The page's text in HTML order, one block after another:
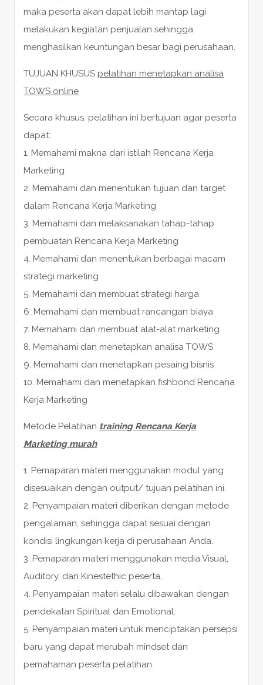
maka peserta akan dapat lebih mantap lagi
melakukan kegiatan penjualan sehingga
menghasilkan keuntungan besar bagi perusahaan.
TUJUAN KHUSUS pelatihan menetapkan analisa
TOWS online
Secara khusus, pelatihan ini bertujuan agar peserta
dapat:
1. Memahami makna dari istilah Rencana Kerja
Marketing
2. Memahami dan menentukan tujuan dan target
dalam Rencana Kerja Marketing
3. Memahami dan melaksanakan tahap-tahap
pembuatan Rencana Kerja Marketing
4. Memahami dan menentukan berbagai macam
strategi marketing
5. Memahami dan membuat strategi harga
6. Memahami dan membuat rancangan biaya
7. Memahami dan membuat alat-alat marketing
8. Memahami dan menetapkan analisa TOWS
9. Memahami dan menetapkan pesaing bisnis
10. Memahami dan menetapkan fishbond Rencana
Kerja Marketing
Metode Pelatihan training Rencana Kerja
Marketing murah
1. Pemaparan materi menggunakan modul yang
disesuaikan dengan output/ tujuan pelatihan ini.
2. Penyampaian materi diberikan dengan metode
pengalaman, sehingga dapat sesuai dengan
kondisi lingkungan kerja di perusahaan Anda.
3. Pemaparan materi menggunakan media Visual,
Auditory, dan Kinestethic peserta.
4. Penyampaian materi selalu dibawakan dengan
pendekatan Spiritual dan Emotional.
5. Penyampaian materi untuk menciptakan persepsi
baru yang dapat merubah mindset dan
pemahaman peserta pelatihan.